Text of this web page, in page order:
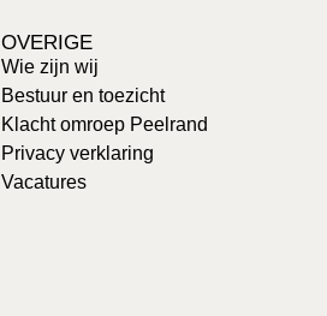
OVERIGE
Wie zijn wij
Bestuur en toezicht
Klacht omroep Peelrand
Privacy verklaring
Vacatures